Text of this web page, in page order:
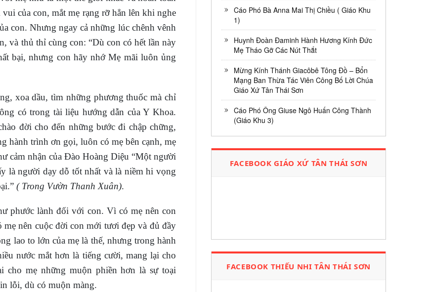
của con, mắt mẹ rạng rỡ hẳn lên khi nghe
con. Nhưng ngay cả những lúc chênh vênh
và thủ thỉ cùng con: “Dù con có hết lần này
bại, nhưng con hãy nhớ Mẹ mãi luôn ủng
xoa dầu, tìm những phương thuốc mà chỉ
có trong tài liệu hướng dẫn của Y Khoa.
đời cho đến những bước đi chập chững,
hành trình ơn gọi, luôn có mẹ bên cạnh, mẹ
cảm nhận của Đào Hoàng Diệu “Một người
là người dạy dỗ tốt nhất và là niềm hi vọng
( Trong Vườn Thanh Xuân).
phước lành đối với con. Vì có mẹ nên con
nên cuộc đời con mới tươi đẹp và đủ đầy
lao to lớn của mẹ là thế, nhưng trong hành
nước mắt hơn là tiếng cười, mang lại cho
cho mẹ những muộn phiền hơn là sự toại
lỗi, dù có muộn màng.
Cáo Phó Bà Anna Mai Thị Chiều ( Giáo Khu
1)
Huynh Đoàn Đaminh Hành Hương Kính Đức
Mẹ Tháo Gỡ Các Nút Thắt
Mừng Kính Thánh Giacôbê Tông Đồ – Bổn
Mạng Ban Thừa Tác Viên Công Bố Lời Chúa
Giáo Xứ Tân Thái Sơn
Cáo Phó Ông Giuse Ngô Huấn Công Thành
(Giáo Khu 3)
FACEBOOK GIÁO XỨ TÂN THÁI SƠN
FACEBOOK THIẾU NHI TÂN THÁI SƠN